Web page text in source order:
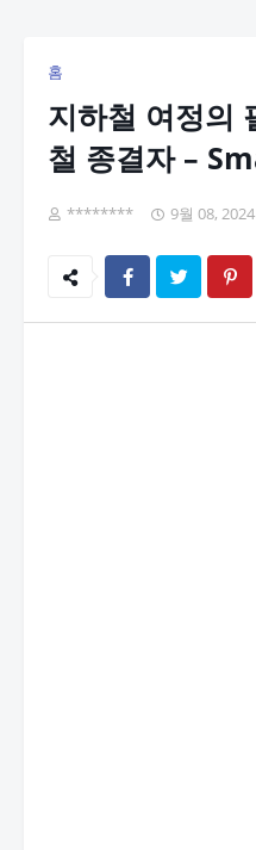
홈
지하철 여정의
철 종결자 –
******** 9월 08, 2024